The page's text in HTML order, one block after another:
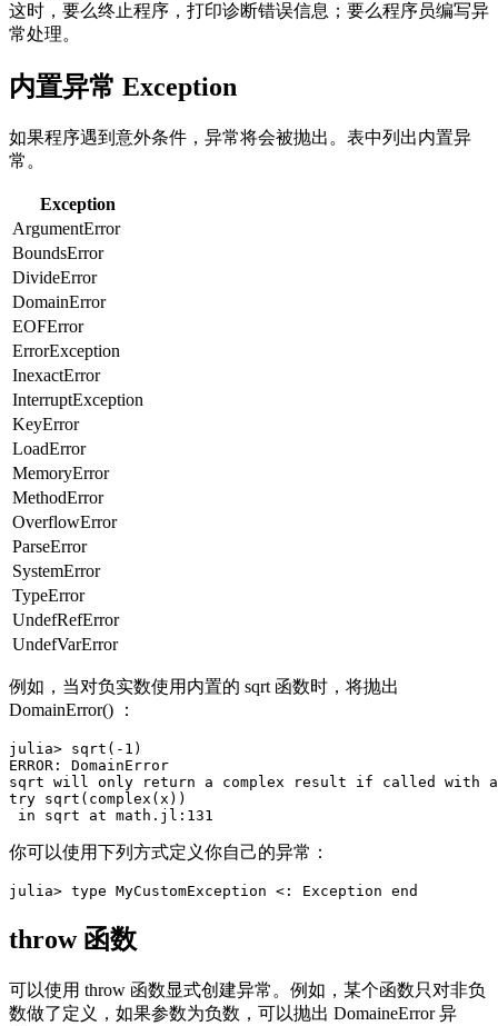
这时，要么终止程序，打印诊断错误信息；要么程序员编写异
常处理。
内置异常 Exception
如果程序遇到意外条件，异常将会被抛出。表中列出内置异
常。
Exception
ArgumentError
BoundsError
DivideError
DomainError
EOFError
ErrorException
InexactError
InterruptException
KeyError
LoadError
MemoryError
MethodError
OverflowError
ParseError
SystemError
TypeError
UndefRefError
UndefVarError
例如，当对负实数使用内置的 sqrt 函数时，将抛出
DomainError() ：
julia> sqrt(-1)
ERROR: DomainError
sqrt will only return a complex result if called with a
try sqrt(complex(x))
你可以使用下列方式定义你自己的异常：
throw 函数
可以使用 throw 函数显式创建异常。例如，某个函数只对非负
数做了定义，如果参数为负数，可以抛出 DomaineError 异